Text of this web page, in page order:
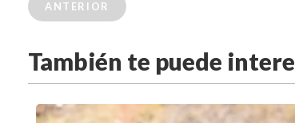
ANTERIOR
También te puede